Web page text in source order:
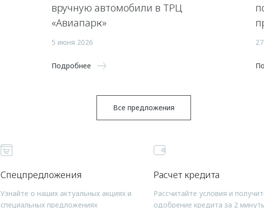
вручную автомобили в ТРЦ
«Авиапарк»
5 июня 2026
Подробнее
Все предложения
Спецпредложения
Узнайте о наших актуальных акциях и
специальных предложениях
Расчет кредита
Рассчитайте условия и
одобрение кредита за 2